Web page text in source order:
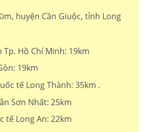
huyện Cần Giuộc, tỉnh Long
Hồ Chí Minh: 19km
19km
tế Long Thành: 35km .
Sơn Nhất: 25km
tế Long An: 22km